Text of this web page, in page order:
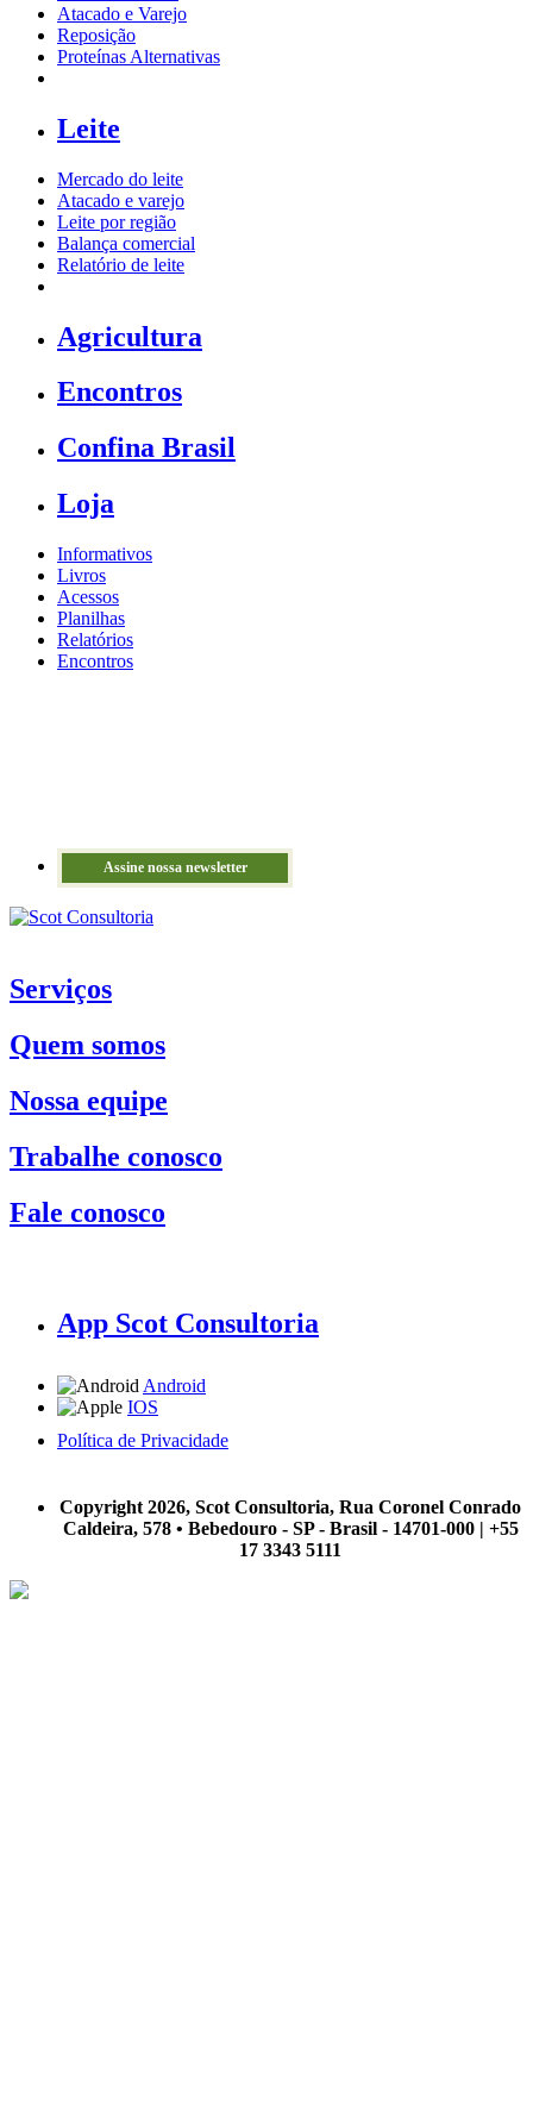
Atacado e Varejo
Reposição
Proteínas Alternativas
Leite
Mercado do leite
Atacado e varejo
Leite por região
Balança comercial
Relatório de leite
Agricultura
Encontros
Confina Brasil
Loja
Informativos
Livros
Acessos
Planilhas
Relatórios
Encontros
Assine nossa newsletter
Serviços
Quem somos
Nossa equipe
Trabalhe conosco
Fale conosco
App Scot Consultoria
Android
IOS
Política de Privacidade
Copyright 2026, Scot Consultoria, Rua Coronel Conrado
Caldeira, 578 • Bebedouro - SP - Brasil - 14701-000 | +55
17 3343 5111